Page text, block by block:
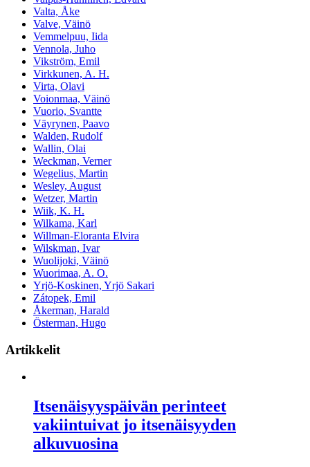
Valta, Åke
Valve, Väinö
Vemmelpuu, Iida
Vennola, Juho
Vikström, Emil
Virkkunen, A. H.
Virta, Olavi
Voionmaa, Väinö
Vuorio, Svantte
Väyrynen, Paavo
Walden, Rudolf
Wallin, Olai
Weckman, Verner
Wegelius, Martin
Wesley, August
Wetzer, Martin
Wiik, K. H.
Wilkama, Karl
Willman-Eloranta Elvira
Wilskman, Ivar
Wuolijoki, Väinö
Wuorimaa, A. O.
Yrjö-Koskinen, Yrjö Sakari
Zátopek, Emil
Åkerman, Harald
Österman, Hugo
Artikkelit
Itsenäisyyspäivän perinteet
vakiintuivat jo itsenäisyyden
alkuvuosina